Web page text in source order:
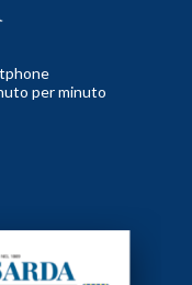
per minuto